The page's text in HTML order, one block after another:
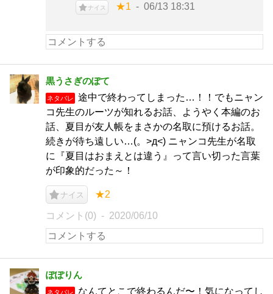
ナイス ★1 06/13 18:31
黒うさぎのぽて
ネタバレ
途中で終わってしまった…！！でもニャン
コ先生のルーツが知れるお話、ようやく本編のお
話、夏目が友人帳をまさかの名取に預けるお話。
続きが待ち遠しい…(。>д<) ニャンコ先生が名取
に『夏目はおまえとは違う』って言い切った言葉
が印象的だった～！
ナイス ★2
コメント(0) 2020/06/10
ぽぽりん
ネタバレ
なんてとこで終わるんだ〜！気になってし